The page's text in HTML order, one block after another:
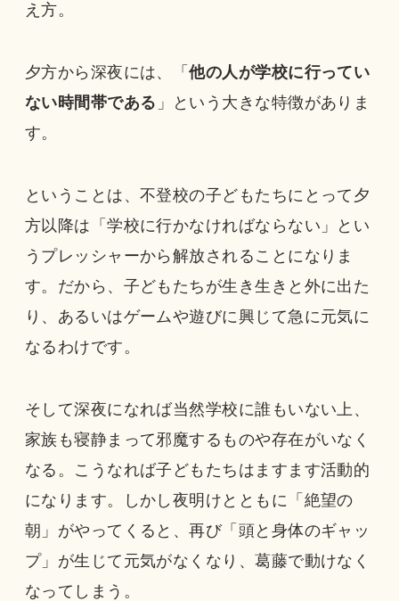
え方。
夕方から深夜には、「他の人が学校に行ってい
ない時間帯である 」という大きな特徴がありま
す。
ということは、不登校の子どもたちにとって夕
方以降は「学校に行かなければならない」とい
うプレッシャーから解放されることになりま
す。だから、子どもたちが生き生きと外に出た
り、あるいはゲームや遊びに興じて急に元気に
なるわけです。
そして深夜になれば当然学校に誰もいない上、
家族も寝静まって邪魔するものや存在がいなく
なる。こうなれば子どもたちはますます活動的
になります。しかし夜明けとともに「絶望の
朝」がやってくると、再び「頭と身体のギャッ
プ」が生じて元気がなくなり、葛藤で動けなく
なってしまう。